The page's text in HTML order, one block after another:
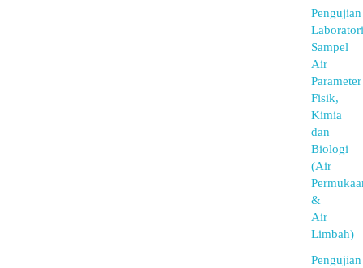
Pengujian
Sampel
Air
Parameter
Fisik,
Kimia
dan
Biologi
(Air
&
Air
Limbah)
Pengujian